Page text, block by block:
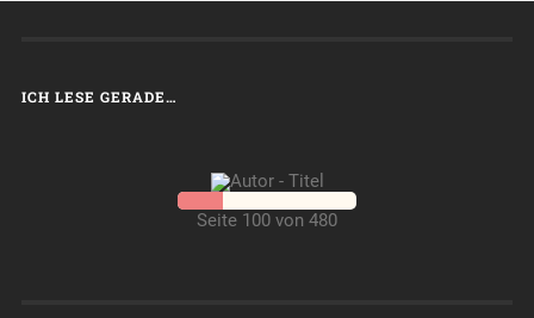
ICH LESE GERADE…
Seite 100 von 480